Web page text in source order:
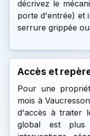
décrivez le
porte d'entrée) et
serrure grippée
Accès et
Pour une
mois à
d'accès à traiter
global est plus